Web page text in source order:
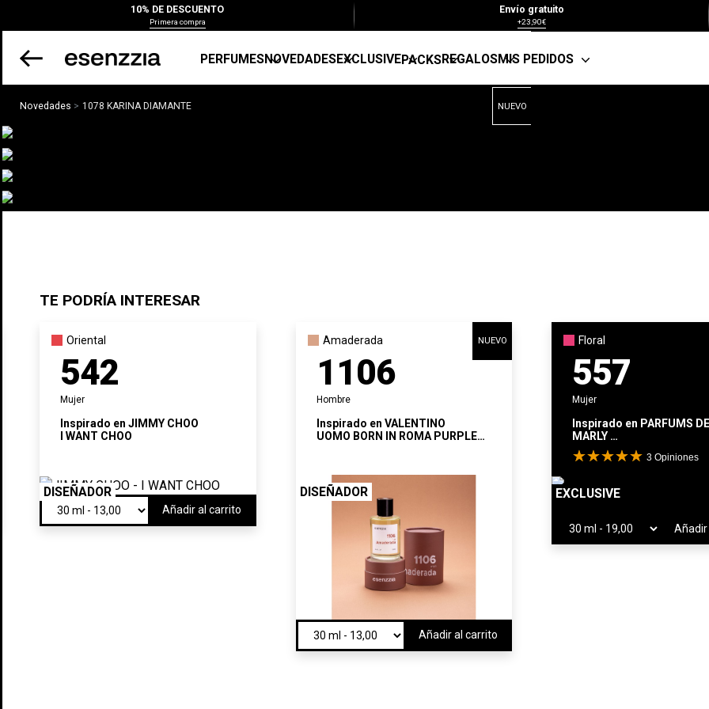
10% DE DESCUENTO
Primera compra
Envío gratuito
+23,90€
PERFUMESNOVEDADESEXCLUSIVEPACKSREGALOSMIS PEDIDOS
Novedades 1078 KARINA DIAMANTE NUEVO
TE PODRÍA INTERESAR
Oriental
542
Mujer
Inspirado en JIMMY CHOO
I WANT CHOO
DISEÑADOR
Añadir al carrito
Amaderada
1106
Hombre
Inspirado en VALENTINO
UOMO BORN IN ROMA PURPLE
NUEVO
DISEÑADOR
Añadir al carrito
Floral
557
Mujer
Inspirado en PARFUMS DE
MARLY
VALAYA EXCLUSIF
3Opiniones
EXCLUSIVE